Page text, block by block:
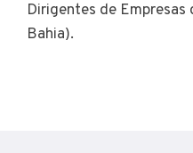
Dirigentes de
Bahia).